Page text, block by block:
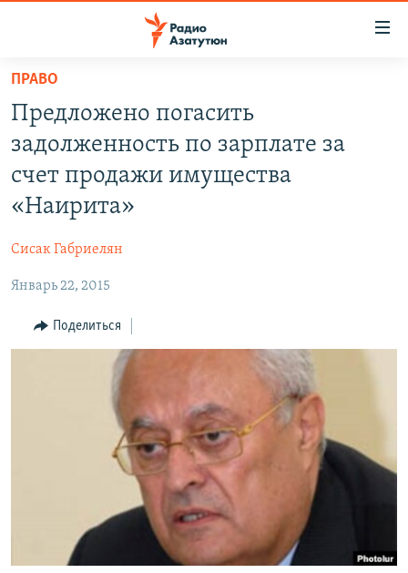
Перейти
основному
содержанию
основной
Перейти
НОВОСТИ
ОБЩЕСТВО
НАГОРНЫЙ КАРАБАХ
КУЛЬТУРА
Все сайты Радио Азатутюн
ПРАВО
Предложено погасить
задолженность по зарплате за
счет продажи имущества
«Наирита»
Сисак Габриелян
Январь 22, 2015
Поделиться